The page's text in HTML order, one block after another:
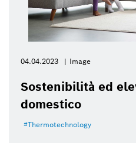
04.04.2023 Image
Sostenibilità ed
domestico
Thermotechnology